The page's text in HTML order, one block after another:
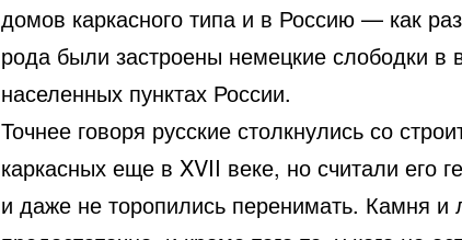
домов каркасного типа и в Россию — как
рода были застроены немецкие слободки в
населенных пунктах России.
Точнее говоря русские столкнулись со
каркасных еще в XVII веке, но считали его
и даже не торопились перенимать. Камня и